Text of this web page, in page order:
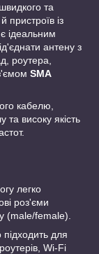
та
пристроїв із
ідеальним
антену з
роутера,
SMA
кабелю,
та високу якість
легко
роз'єми
(male/female).
підходить для
Wi-Fi